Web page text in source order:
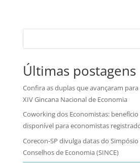
Últimas postagens
Confira as duplas que avançaram
XIV Gincana Nacional de Economia
Coworking dos Economistas: benefício
disponível para economistas
Corecon-SP divulga datas do
Conselhos de Economia (SINCE)